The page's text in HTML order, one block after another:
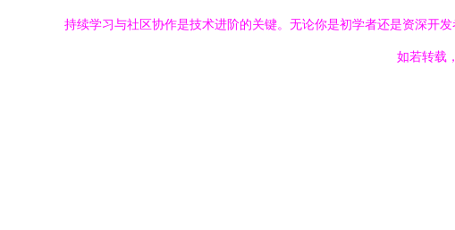
持续学习与社区协作是技术进阶的关键。无论你是初学者还是资深开
如若转载